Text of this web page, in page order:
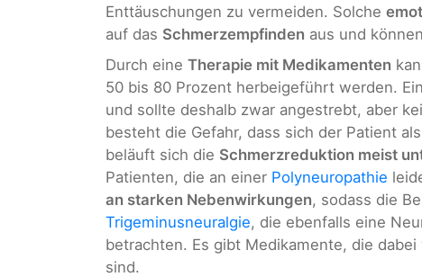
Enttäuschungen zu vermeiden. Solche
auf das Schmerzempfinden aus und
Durch eine Therapie mit Medikamenten
50 bis 80 Prozent herbeigeführt werden.
und sollte deshalb zwar angestrebt, aber
besteht die Gefahr, dass sich der Patient als
beläuft sich die Schmerzreduktion meist
Patienten, die an einer Polyneuropathie
an starken Nebenwirkungen, sodass die
Trigeminusneuralgie, die ebenfalls eine
betrachten. Es gibt Medikamente, die
sind.